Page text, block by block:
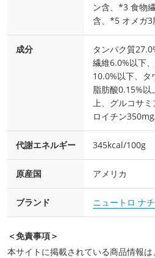
ン含、*3 食物
含、*5 オメガ3
成分
タンパク質
繊維6.0%以下
10.0%以下、タ
脂肪酸0.15%以
上、グルコサ
ロイチン
代謝エネルギー 345kcal/100g
原産国 アメリカ
ブランド ニュートロ ナ
＜免責事項＞
本サイトに掲載されている商品情報